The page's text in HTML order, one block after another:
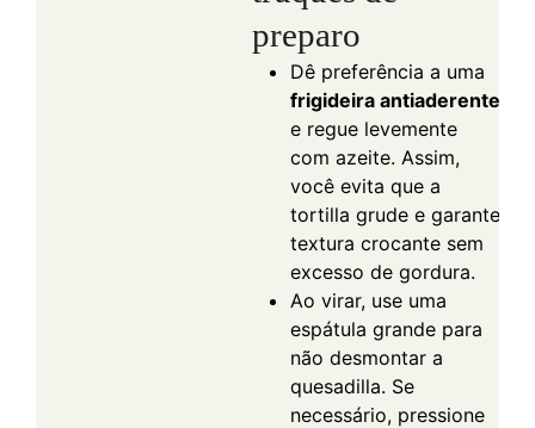
preparo
Dê preferência a uma
frigideira antiaderente
e regue levemente
com azeite. Assim,
você evita que a
tortilla grude e garante
textura crocante sem
excesso de gordura.
Ao virar, use uma
espátula grande para
não desmontar a
quesadilla. Se
necessário, pressione